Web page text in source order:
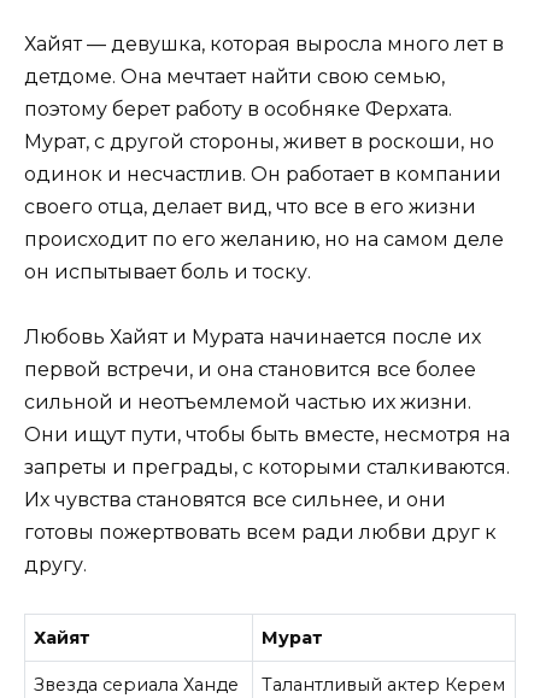
Хайят — девушка, которая выросла много лет в
детдоме. Она мечтает найти свою семью,
поэтому берет работу в особняке Ферхата.
Мурат, с другой стороны, живет в роскоши, но
одинок и несчастлив. Он работает в компании
своего отца, делает вид, что все в его жизни
происходит по его желанию, но на самом деле
он испытывает боль и тоску.
Любовь Хайят и Мурата начинается после их
первой встречи, и она становится все более
сильной и неотъемлемой частью их жизни.
Они ищут пути, чтобы быть вместе, несмотря на
запреты и преграды, с которыми сталкиваются.
Их чувства становятся все сильнее, и они
готовы пожертвовать всем ради любви друг к
другу.
Хайят Мурат
Звезда сериала Ханде
Талантливый актер Керем